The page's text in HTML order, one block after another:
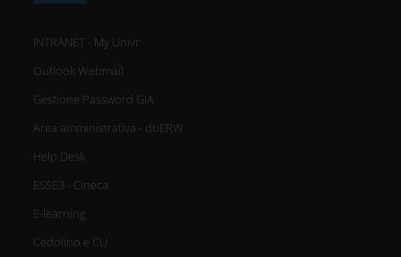
INTRANET - My Univr
Outlook Webmail
Gestione Password GIA
Area amministrativa - dbERW
Help Desk
ESSE3 - Cineca
E-learning
Cedolino e CU